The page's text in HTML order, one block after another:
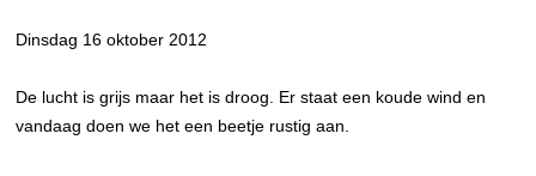
Dinsdag 16 oktober 2012
De lucht is grijs maar het is droog. Er staat een koude wind en
vandaag doen we het een beetje rustig aan.